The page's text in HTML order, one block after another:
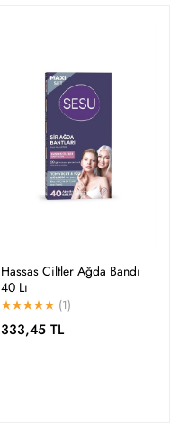
Hassas Ciltler Ağda Bandı
40 Lı
(1)
333,45 TL